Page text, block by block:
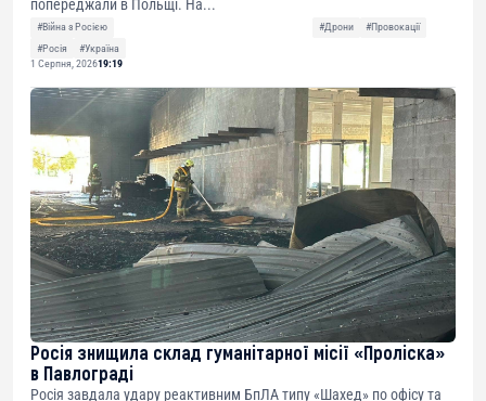
попереджали в Польщі. На...
#Війна з Росією #Дрони
#Провокації
#Росія
#Україна
1 Серпня, 202619:19
Росія знищила склад гуманітарної місії «Проліска»
в Павлограді
Росія завдала удару реактивним БпЛА типу «Шахед» по офісу та